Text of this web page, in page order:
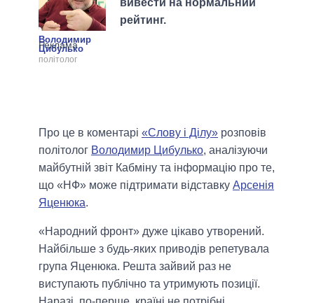
Володимир
Цибулько
політолог
рейтинг.
Про це в коментарі «Слову і Ділу» розповів
політолог Володимир Цибулько, аналізуючи
майбутній звіт Кабміну та інформацію про те,
що «НФ» може підтримати відставку Арсенія
Яценюка.
«Народний фронт» дуже цікаво утворений.
Найбільше з будь-яких приводів репетувала
група Яценюка. Решта зайвий раз не
виступають публічно та утримують позиції.